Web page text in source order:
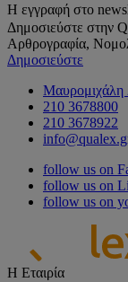
Η εγγραφή στο
Δημοσιεύστε στην
Αρθρογραφία,
Δημοσιεύστε
Μαυρομιχάλη
210 3678800
210 3678922
follow us on
follow us on
follow us on
Η Εταιρία